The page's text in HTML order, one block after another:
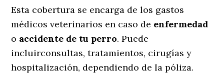
Esta cobertura se encarga de los gastos
médicos veterinarios en caso de enfermedad
o accidente de tu perro. Puede
incluirconsultas, tratamientos, cirugías y
hospitalización, dependiendo de la póliza.